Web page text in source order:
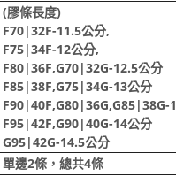
(膠條長度)
F70|32F-11.5公分,
F75|34F-12公分,
F80|36F,G70|32G-12.5公分
F85|38F,G75|34G-13公分
F90|40F,G80|36G,G85|38G-
F95|42F,G90|40G-14公分
G95|42G-14.5公分
單邊2條，總共4條